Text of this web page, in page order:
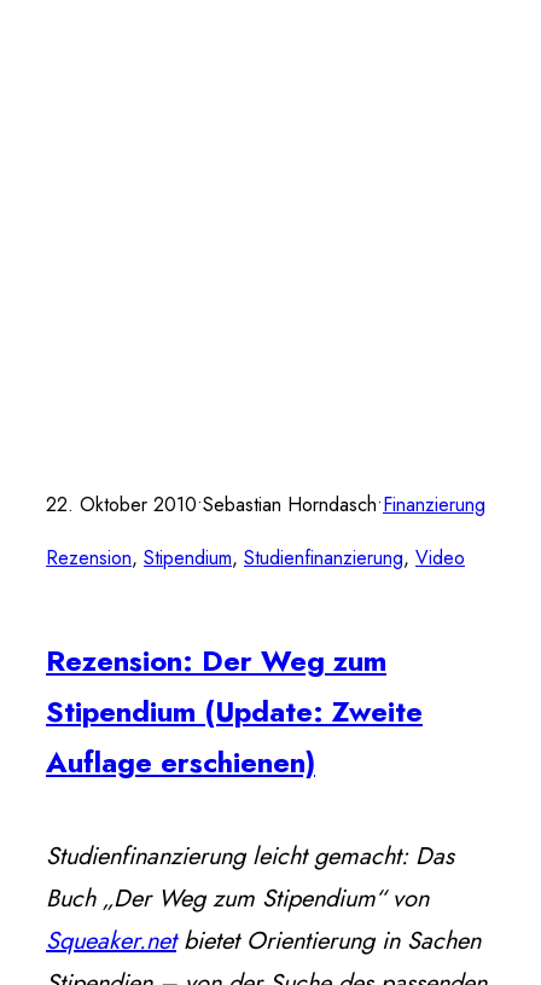
22. Oktober 2010•Sebastian Horndasch•Finanzierung
Rezension, Stipendium, Studienfinanzierung, Video
Rezension: Der Weg zum
Stipendium (Update: Zweite
Auflage erschienen)
Studienfinanzierung leicht gemacht: Das
Buch „Der Weg zum Stipendium“ von
Squeaker.netbietet Orientierung in Sachen